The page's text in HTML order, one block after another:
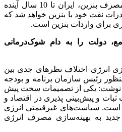
با روند فعلی مصرف بنزین، ایران تا 10 سال آینده
نفت خود با بنزین خواهد شد که
دولت را به دام شوک‌درمانی
انرژی اختلاف نظرهای جدی بین
رئیس سازمان برنامه و بودجه
در صفحه توئیتر خود در این‌باره نوشت: یکی از ‎تصمیمات سخت پیش
و پیش‌بینی پذیری در اقتصاد و
است. سیاست‌های غیرقیمتی انرژی
جدید به بهینه‌سازی مصرف انرژی